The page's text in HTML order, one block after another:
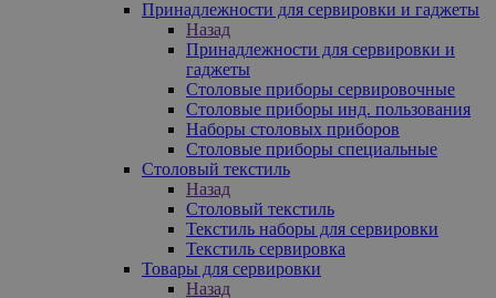
Принадлежности для сервировки и гаджеты
Назад
Принадлежности для сервировки и
гаджеты
Столовые приборы сервировочные
Столовые приборы инд. пользования
Наборы столовых приборов
Столовые приборы специальные
Столовый текстиль
Назад
Столовый текстиль
Текстиль наборы для сервировки
Текстиль сервировка
Товары для сервировки
Назад